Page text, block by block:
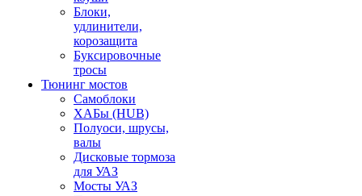
Блоки,
удлинители,
корозащита
Буксировочные
тросы
Тюнинг мостов
Самоблоки
ХАБы (HUB)
Полуоси, шрусы,
валы
Дисковые тормоза
для УАЗ
Мосты УАЗ